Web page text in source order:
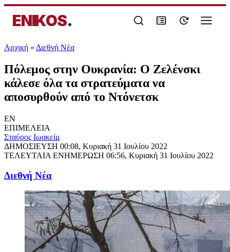
ENIKOS.
Αρχική » Διεθνή Νέα
Πόλεμος στην Ουκρανία: Ο Ζελένσκι
κάλεσε όλα τα στρατεύματα να
αποσυρθούν από το Ντόνετσκ
EN
ΕΠΙΜΕΛΕΙΑ
Σταύρος Ιωακείμ
ΔΗΜΟΣΙΕΥΣΗ 00:08, Κυριακή 31 Ιουλίου 2022
ΤΕΛΕΥΤΑΙΑ ΕΝΗΜΕΡΩΣΗ 06:56, Κυριακή 31 Ιουλίου 2022
Διεθνή Νέα